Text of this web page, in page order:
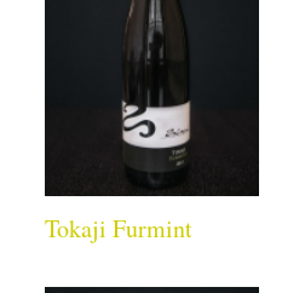
Tokaji Furmint